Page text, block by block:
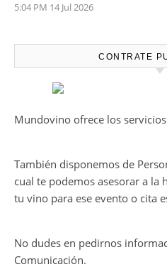
5:04 PM 14 Jul 2026
CONTRATE
Mundovino ofrece los
También disponemos de
cual te podemos asesorar a la
tu vino para ese evento o cita
No dudes en pedirnos
Comunicación.